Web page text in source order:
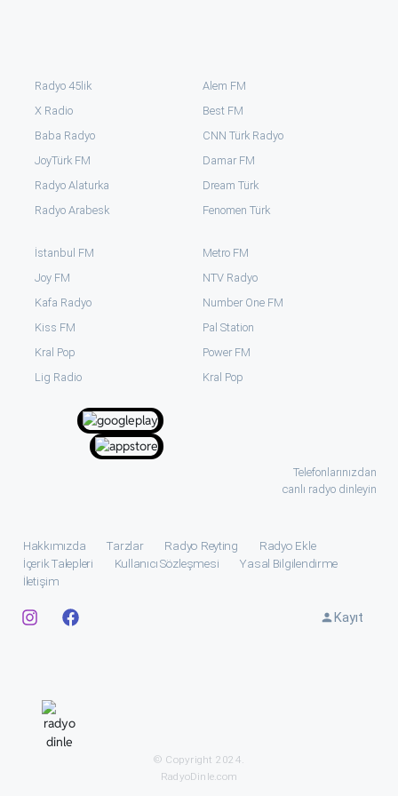
Radyo 45lik
X Radio
Baba Radyo
JoyTürk FM
Radyo Alaturka
Radyo Arabesk
Alem FM
Best FM
CNN Türk Radyo
Damar FM
Dream Türk
Fenomen Türk
İstanbul FM
Joy FM
Kafa Radyo
Kiss FM
Kral Pop
⁠Lig Radio
Metro FM
NTV Radyo
Number One FM
Pal Station
Power FM
Kral Pop
Telefonlarınızdan
canlı radyo dinleyin
Hakkımızda Tarzlar Radyo Reyting
Radyo Ekle
İçerik Talepleri
Kullanıcı Sözleşmesi
Yasal Bilgilendirme
İletişim
Kayıt
© Copyright 2024.
RadyoDinle.com